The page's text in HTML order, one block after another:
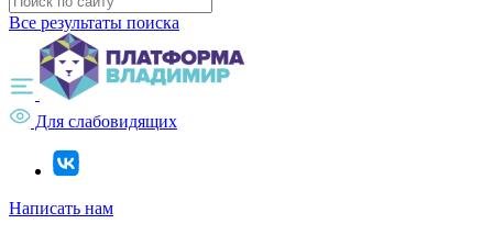
Все результаты поиска
Для слабовидящих
Написать нам